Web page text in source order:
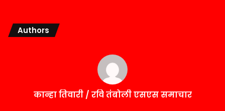
Authors
कान्हा तिवारी / रवि तंबोली एसएस समाचार